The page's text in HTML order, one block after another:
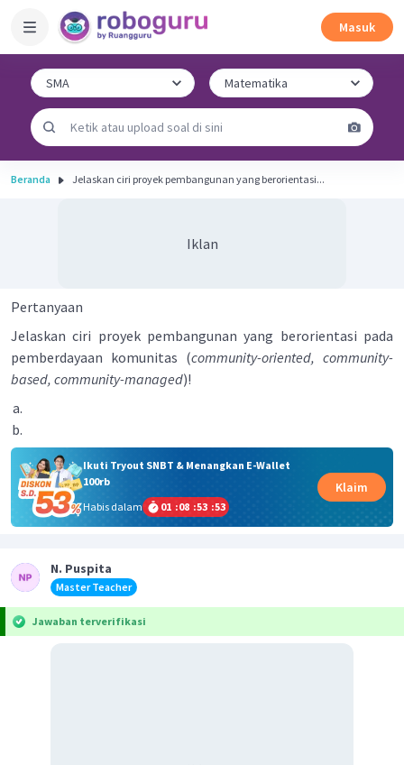
Masuk
Beranda Jelaskan ciri proyek pembangunan yang berorientasi...
Iklan
Pertanyaan
Jelaskan ciri proyek pembangunan yang berorientasi pada
pemberdayaan komunitas (community-oriented, community-
based, community-managed)!
Ikuti Tryout SNBT & Menangkan E-Wallet
100rb
Habis dalam
01 :08 :53 :53
Klaim
N. Puspita
Master Teacher
Jawaban terverifikasi